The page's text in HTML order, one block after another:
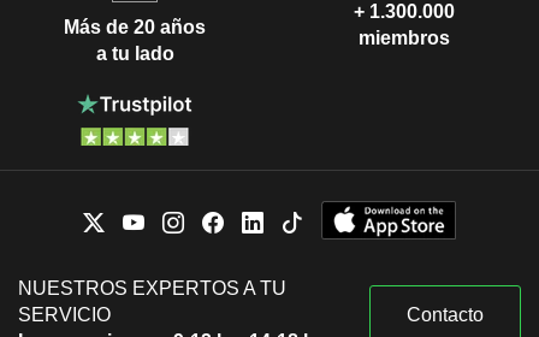
Más de 20 años
a tu lado
+ 1.300.000
miembros
NUESTROS EXPERTOS A TU
SERVICIO
Contacto